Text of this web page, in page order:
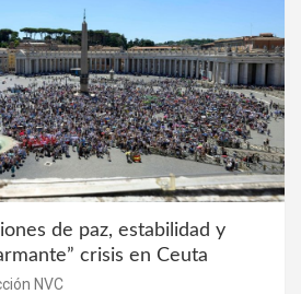
de paz, estabilidad y
crisis en Ceuta
NVC